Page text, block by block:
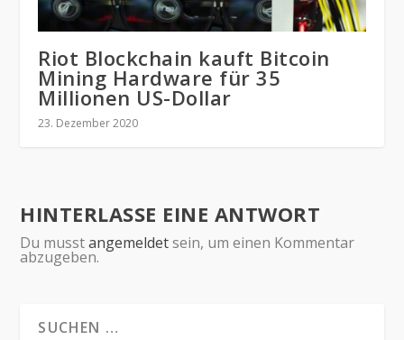
Riot Blockchain kauft Bitcoin
Mining Hardware für 35
Millionen US-Dollar
23. Dezember 2020
HINTERLASSE EINE ANTWORT
Du musstangemeldetsein, um einen Kommentar
abzugeben.